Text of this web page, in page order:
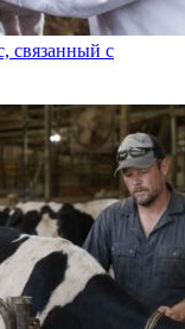
связанный с